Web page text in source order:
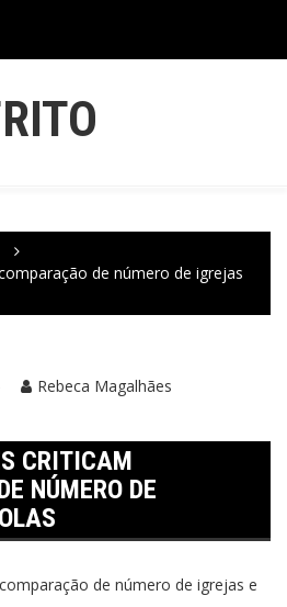
de número de igrejas
Rebeca Magalhães
CRITICAM
NÚMERO DE